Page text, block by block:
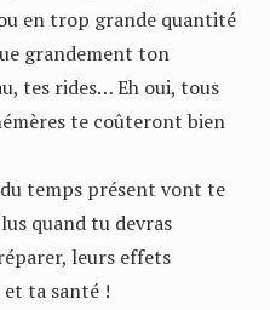
en trop grande quantité
grandement ton
tes rides… Eh oui, tous
te coûteront bien
du temps présent vont te
quand tu devras
leurs effets
ta santé !